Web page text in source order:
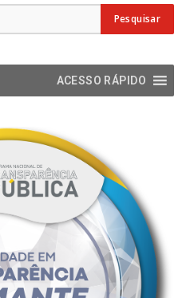
ACESSO RÁPIDO